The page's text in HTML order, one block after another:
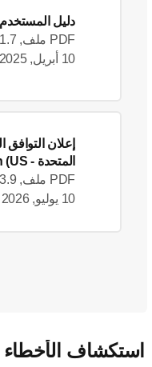
دليل المستخدم
PDF ملف, 1.7 MB
10 أبريل, 2025
إعلان التوافق
المتحدة- English (US)
PDF ملف, 143.9 kB
10 يوليو, 2026
استكشاف الأخطاء